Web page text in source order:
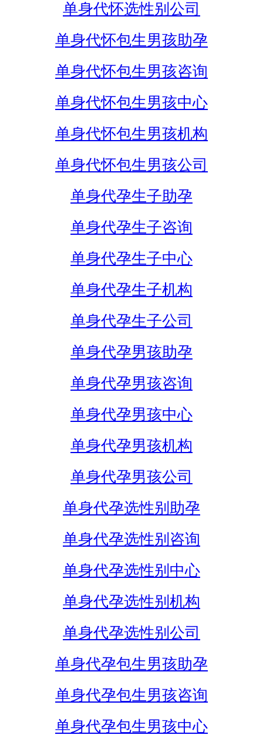
单身代怀选性别公司
单身代怀包生男孩助孕
单身代怀包生男孩咨询
单身代怀包生男孩中心
单身代怀包生男孩机构
单身代怀包生男孩公司
单身代孕生子助孕
单身代孕生子咨询
单身代孕生子中心
单身代孕生子机构
单身代孕生子公司
单身代孕男孩助孕
单身代孕男孩咨询
单身代孕男孩中心
单身代孕男孩机构
单身代孕男孩公司
单身代孕选性别助孕
单身代孕选性别咨询
单身代孕选性别中心
单身代孕选性别机构
单身代孕选性别公司
单身代孕包生男孩助孕
单身代孕包生男孩咨询
单身代孕包生男孩中心